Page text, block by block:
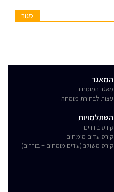
סגור
המאגר
מאגר המומחים
עצות לבחירת מומחה
השתלמויות
קורס בוררים
קורס עדים מומחים
קורס משולב (עדים מומחים + בוררים)